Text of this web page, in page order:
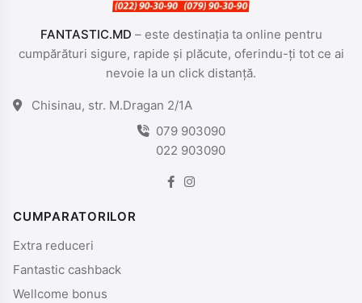
FANTASTIC.MD – este destinația ta online pentru
cumpărături sigure, rapide și plăcute, oferindu-ți tot ce ai
nevoie la un click distanță.
Chisinau, str. M.Dragan 2/1A
079 903090
022 903090
CUMPARATORILOR
Extra reduceri
Fantastic cashback
Wellcome bonus